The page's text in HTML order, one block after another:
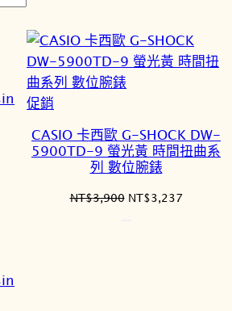
NT$3,500。
促銷
商
CASIO 卡西歐 G-SHOCK DW-
5900TD-9 螢光黃 時間扭曲系
列 數位腕錶
NT$3,900 原
NT$3,237目